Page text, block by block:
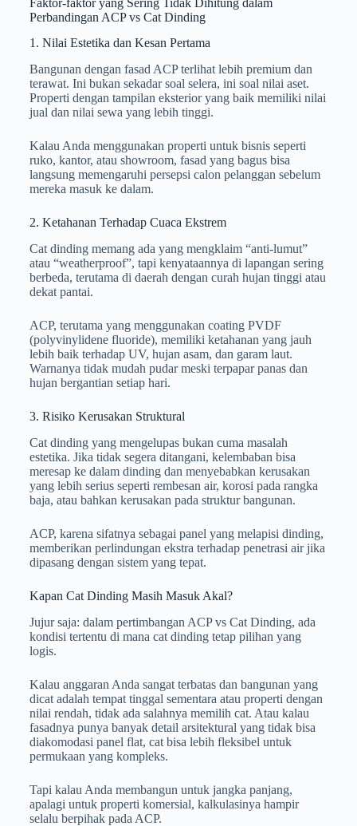
Perbandingan ACP vs Cat Dinding
1. Nilai Estetika dan Kesan Pertama
Bangunan dengan fasad ACP terlihat lebih premium dan
terawat. Ini bukan sekadar soal selera, ini soal nilai aset.
Properti dengan tampilan eksterior yang baik memiliki nilai
jual dan nilai sewa yang lebih tinggi.
Kalau Anda menggunakan properti untuk bisnis seperti
ruko, kantor, atau showroom, fasad yang bagus bisa
langsung memengaruhi persepsi calon pelanggan sebelum
mereka masuk ke dalam.
2. Ketahanan Terhadap Cuaca Ekstrem
Cat dinding memang ada yang mengklaim “anti-lumut”
atau “weatherproof”, tapi kenyataannya di lapangan sering
berbeda, terutama di daerah dengan curah hujan tinggi atau
dekat pantai.
ACP, terutama yang menggunakan coating PVDF
(polyvinylidene fluoride), memiliki ketahanan yang jauh
lebih baik terhadap UV, hujan asam, dan garam laut.
Warnanya tidak mudah pudar meski terpapar panas dan
hujan bergantian setiap hari.
3. Risiko Kerusakan Struktural
Cat dinding yang mengelupas bukan cuma masalah
estetika. Jika tidak segera ditangani, kelembaban bisa
meresap ke dalam dinding dan menyebabkan kerusakan
yang lebih serius seperti rembesan air, korosi pada rangka
baja, atau bahkan kerusakan pada struktur bangunan.
ACP, karena sifatnya sebagai panel yang melapisi dinding,
memberikan perlindungan ekstra terhadap penetrasi air jika
dipasang dengan sistem yang tepat.
Kapan Cat Dinding Masih Masuk Akal?
Jujur saja: dalam pertimbangan ACP vs Cat Dinding, ada
kondisi tertentu di mana cat dinding tetap pilihan yang
logis.
Kalau anggaran Anda sangat terbatas dan bangunan yang
dicat adalah tempat tinggal sementara atau properti dengan
nilai rendah, tidak ada salahnya memilih cat. Atau kalau
fasadnya punya banyak detail arsitektural yang tidak bisa
diakomodasi panel flat, cat bisa lebih fleksibel untuk
permukaan yang kompleks.
Tapi kalau Anda membangun untuk jangka panjang,
apalagi untuk properti komersial, kalkulasinya hampir
selalu berpihak pada ACP.